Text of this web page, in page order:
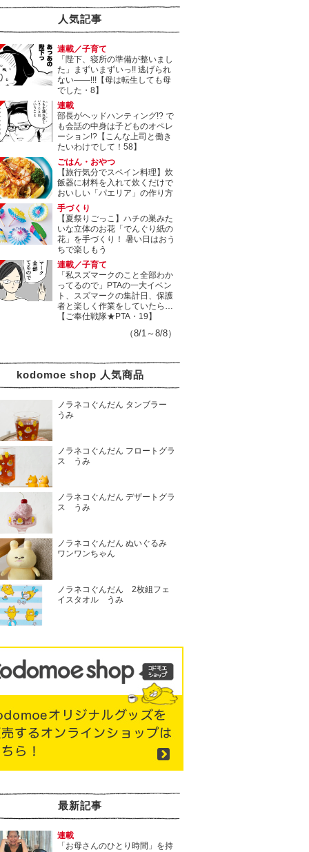
人気記事
連載／子育て
「陛下、寝所の準備が整いまし
た」まずいまずいっ!! 逃げられ
ない――!!!【母は転生しても母
でした・8】
連載
部長がヘッドハンティング!? で
も会話の中身は子どものオペレ
ーション!?【こんな上司と働き
たいわけでして！58】
ごはん・おやつ
【旅行気分でスペイン料理】炊
飯器に材料を入れて炊くだけで
おいしい「パエリア」の作り方
手づくり
【夏祭りごっこ】ハチの巣みた
いな立体のお花「でんぐり紙の
花」を手づくり！ 暑い日はおう
ちで楽しもう
連載／子育て
「私スズマークのこと全部わか
ってるので」PTAの一大イベン
ト、スズマークの集計日、保護
者と楽しく作業をしていたら…
【ご奉仕戦隊★PTA・19】
（8/1～8/8）
kodomoe shop 人気商品
ノラネコぐんだん タンブラー
うみ
ノラネコぐんだん フロートグラ
ス うみ
ノラネコぐんだん デザートグラ
ス うみ
ノラネコぐんだん ぬいぐるみ
ワンワンちゃん
ノラネコぐんだん 2枚組フェ
イスタオル うみ
最新記事
連載
「お母さんのひとり時間」を持